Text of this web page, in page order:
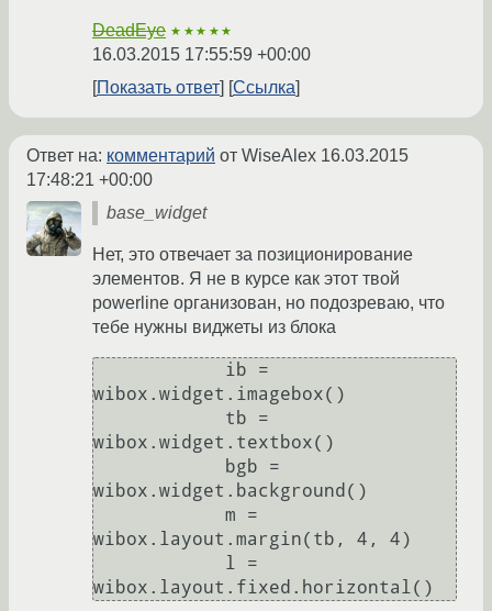
DeadEye ★★★★★
16.03.2015 17:55:59 +00:00
Показать ответ
Ссылка
Ответ на: комментарий от WiseAlex 16.03.2015
17:48:21 +00:00
base_widget
Нет, это отвечает за позиционирование
элементов. Я не в курсе как этот твой
powerline организован, но подозреваю, что
тебе нужны виджеты из блока
wibox.widget.imagebox()
wibox.widget.textbox()
wibox.widget.background()
wibox.layout.margin(tb, 4, 4)